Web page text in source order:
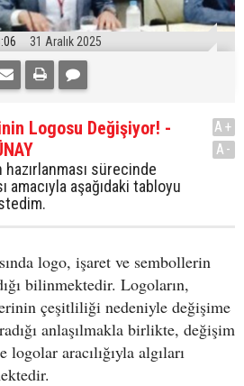
31 Aralık 2025
Logosu Değişiyor! -
sürecinde
amacıyla aşağıdaki tabloyu
A+
A-
logo, işaret ve sembollerin
bilinmektedir. Logoların,
çeşitliliği nedeniyle değişime
anlaşılmakla birlikte, değişim
logolar aracılığıyla algıları